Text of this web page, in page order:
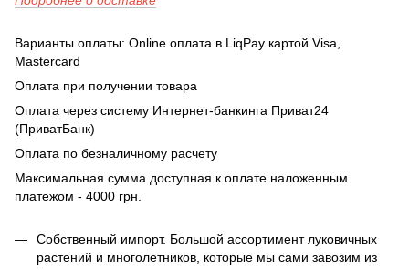
Варианты оплаты: Online оплата в LiqPay картой Visa,
Mastercard
Оплата при получении товара
Оплата через систему Интернет-банкинга Приват24
(ПриватБанк)
Оплата по безналичному расчету
Максимальная сумма доступная к оплате наложенным
платежом - 4000 грн.
Собственный импорт. Большой ассортимент луковичных
растений и многолетников, которые мы сами завозим из